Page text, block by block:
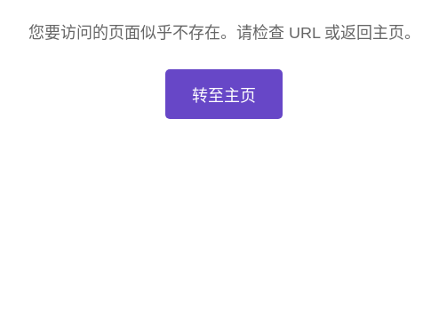
您要访问的页面似乎不存在。请检查 URL 或返回主页。
转至主页